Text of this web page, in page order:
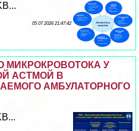
05 07 2026 21:47:42
МИКРОКРОВОТОКА У
АСТМОЙ В
АМБУЛАТОРНОГО